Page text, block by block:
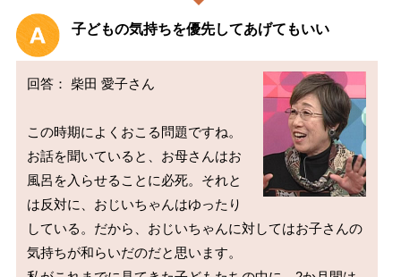
子どもの気持ちを優先してあげてもいい
回答： 柴田 愛子さん
この時期によくおこる問題ですね。
お話を聞いていると、お母さんはお
風呂を入らせることに必死。それと
は反対に、おじいちゃんはゆったり
している。だから、おじいちゃんに対してはお子さんの
気持ちが和らいだのだと思います。